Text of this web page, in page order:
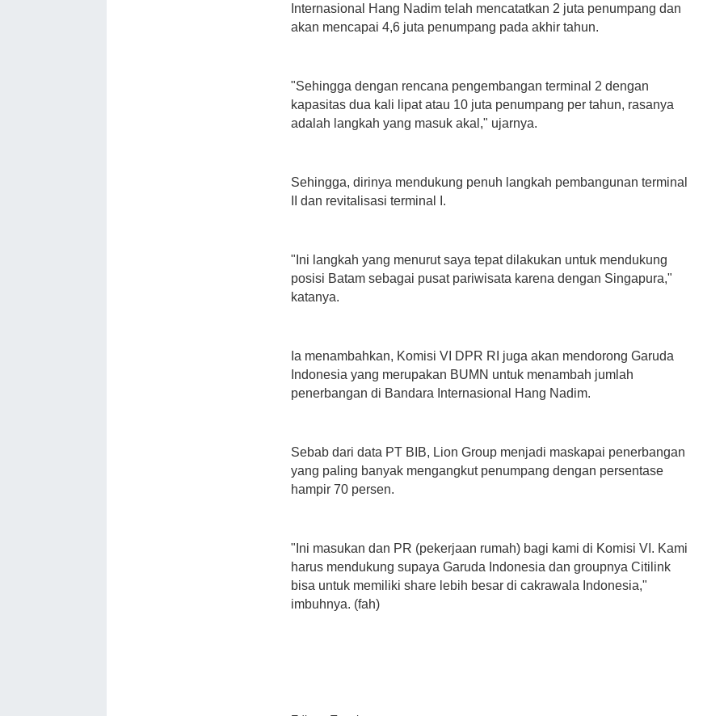
Internasional Hang Nadim telah mencatatkan 2 juta penumpang dan
akan mencapai 4,6 juta penumpang pada akhir tahun.
"Sehingga dengan rencana pengembangan terminal 2 dengan
kapasitas dua kali lipat atau 10 juta penumpang per tahun, rasanya
adalah langkah yang masuk akal," ujarnya.
Sehingga, dirinya mendukung penuh langkah pembangunan terminal
II dan revitalisasi terminal I.
"Ini langkah yang menurut saya tepat dilakukan untuk mendukung
posisi Batam sebagai pusat pariwisata karena dengan Singapura,"
katanya.
Ia menambahkan, Komisi VI DPR RI juga akan mendorong Garuda
Indonesia yang merupakan BUMN untuk menambah jumlah
penerbangan di Bandara Internasional Hang Nadim.
Sebab dari data PT BIB, Lion Group menjadi maskapai penerbangan
yang paling banyak mengangkut penumpang dengan persentase
hampir 70 persen.
"Ini masukan dan PR (pekerjaan rumah) bagi kami di Komisi VI. Kami
harus mendukung supaya Garuda Indonesia dan groupnya Citilink
bisa untuk memiliki share lebih besar di cakrawala Indonesia,"
imbuhnya. (fah)